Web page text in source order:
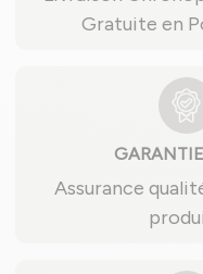
Gratuite en
Assurance